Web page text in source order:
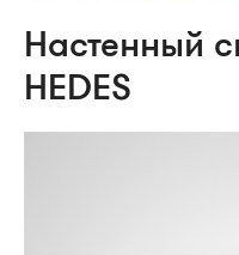
Настенный
HEDES